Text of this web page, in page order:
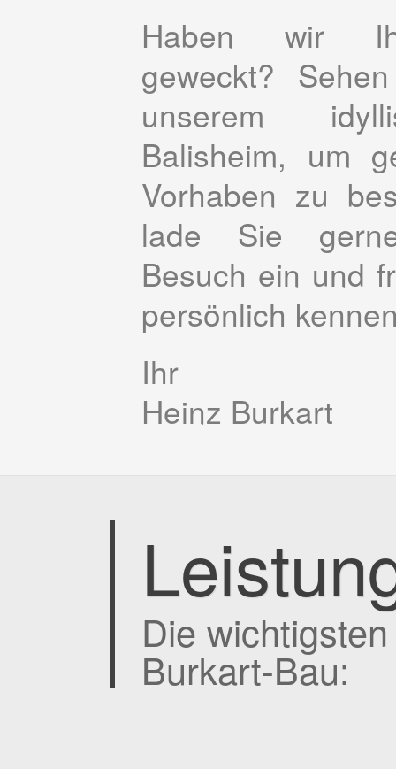
Haben wir
geweckt?
unserem
Balisheim, um
Vorhaben zu
lade Sie
Besuch ein und
persönlich
Ihr
Heinz Burkart
Die
Burkart-Bau: